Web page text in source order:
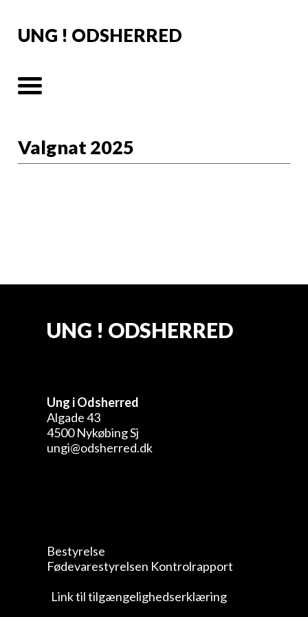
UNG ! ODSHERRED
Valgnat 2025
UNG ! ODSHERRED
Ung i Odsherred
Algade 43
4500 Nykøbing Sj
ungi@odsherred.dk
Bestyrelse
Fødevarestyrelsen Kontrolrapport
Link til tilgængelighedserklæring